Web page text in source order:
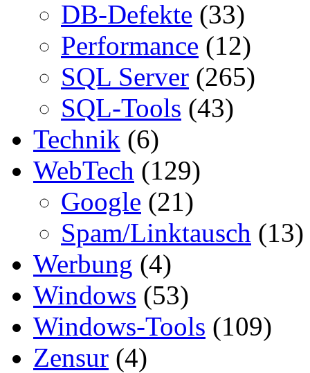
DB-Defekte (33)
Performance (12)
SQL Server (265)
SQL-Tools (43)
Technik (6)
WebTech (129)
Google (21)
Spam/Linktausch (13)
Werbung (4)
Windows (53)
Windows-Tools (109)
Zensur (4)